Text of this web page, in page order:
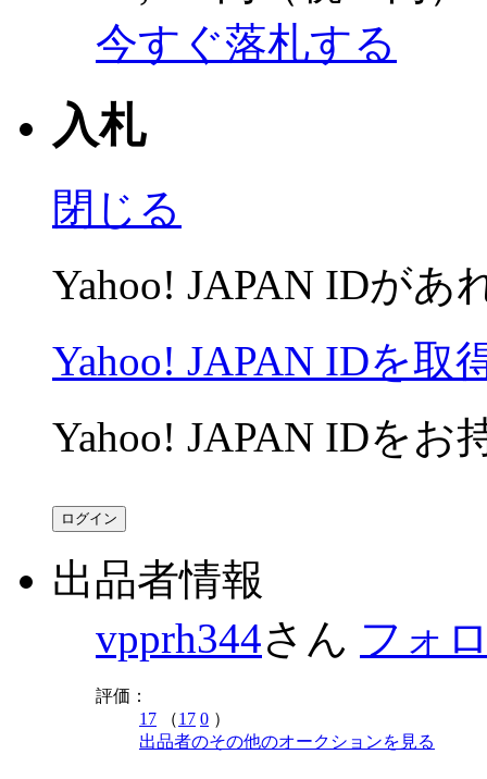
今すぐ落札する
入札
閉じる
Yahoo! JAPAN IDが
Yahoo! JAPAN IDを取
Yahoo! JAPAN IDをお
出品者情報
vpprh344さん フォ
評価：
17 （17 0 ）
出品者のその他のオークションを見る